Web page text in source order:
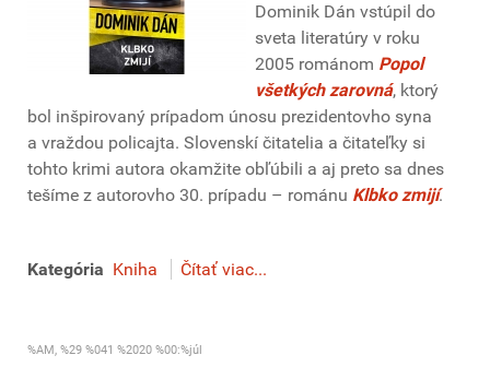
Dominik Dán vstúpil do
sveta literatúry v roku
2005 románom Popol
všetkých zarovná, ktorý
bol inšpirovaný prípadom únosu prezidentovho syna
a vraždou policajta. Slovenskí čitatelia a čitateľky si
tohto krimi autora okamžite obľúbili a aj preto sa dnes
tešíme z autorovho 30. prípadu – románu Klbko zmijí.
Kategória Kniha Čítať viac...
%AM, %29 %041 %2020 %00:%júl